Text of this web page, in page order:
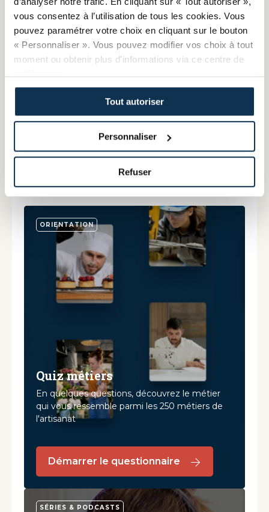
vous consentez à l’utilisation de tous les cookies. Vous
pouvez paramétrer votre choix en cliquant sur le bouton
« Personnaliser ». Vous pouvez modifier vos choix à tout
moment ou obtenir plus d'informations via ce centre de
Tout autoriser
Personnaliser
Refuser
PORTRAIT D'ARTISAN
Artisan boucher
PORTRAIT D'ARTISAN
CMA Normandie
EFMA Séverine Montécot
Prix Madame Engagée 2022
ORIENTATION
Quiz métiers
En quelques questions, découvrez le métier
qui vous ressemble parmi les 250 métiers de
l'artisanat
Démarrer le questionnaire
SÉRIES & PODCASTS